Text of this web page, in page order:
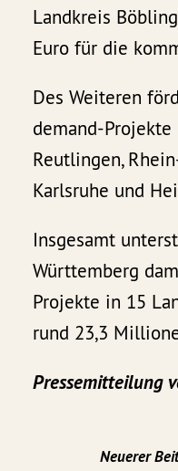
Landkreis
Euro für die
Des Weiteren
demand-
Reutlingen,
Karlsruhe und
Insgesamt
Württemberg
Projekte in 15
rund 23,3
Pressemitteilung
Neuerer